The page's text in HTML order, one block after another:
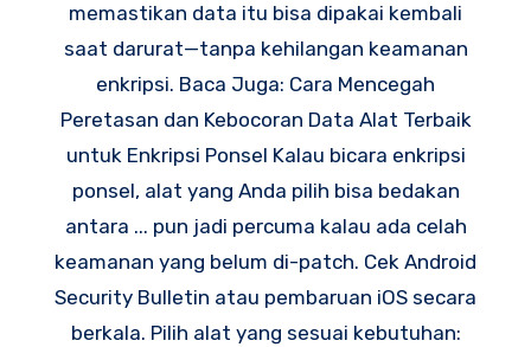
memastikan data itu bisa dipakai kembali
saat darurat—tanpa kehilangan keamanan
enkripsi. Baca Juga: Cara Mencegah
Peretasan dan Kebocoran Data Alat Terbaik
untuk Enkripsi Ponsel Kalau bicara enkripsi
ponsel, alat yang Anda pilih bisa bedakan
antara ... pun jadi percuma kalau ada celah
keamanan yang belum di-patch. Cek Android
Security Bulletin atau pembaruan iOS secara
berkala. Pilih alat yang sesuai kebutuhan: